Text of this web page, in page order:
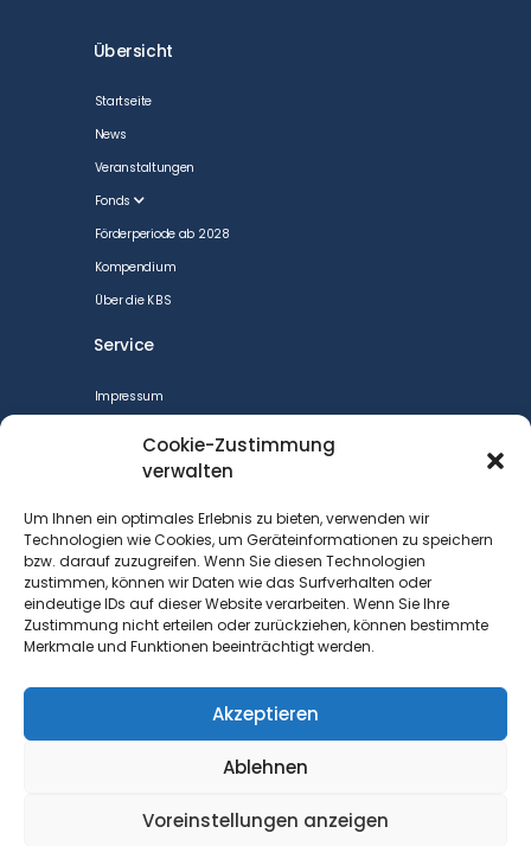
Cookie-Zustimmung
verwalten
Um Ihnen ein optimales Erlebnis zu bieten, verwenden wir
Technologien wie Cookies, um Geräteinformationen zu speichern
bzw. darauf zuzugreifen. Wenn Sie diesen Technologien
zustimmen, können wir Daten wie das Surfverhalten oder
eindeutige IDs auf dieser Website verarbeiten. Wenn Sie Ihre
Zustimmung nicht erteilen oder zurückziehen, können bestimmte
Merkmale und Funktionen beeinträchtigt werden.
Akzeptieren
Ablehnen
Voreinstellungen anzeigen
Übersicht
Startseite
News
Veranstaltungen
Fonds
Förderperiode ab 2028
Kompendium
Über die KBS
Service
Impressum
Datenschutzerklärung
Barrierefreiheit
Kontakt
Kontakt
DGB Bezirk Berlin-Brandenburg
10787 Berlin
Achim.Wolf@dgb.de